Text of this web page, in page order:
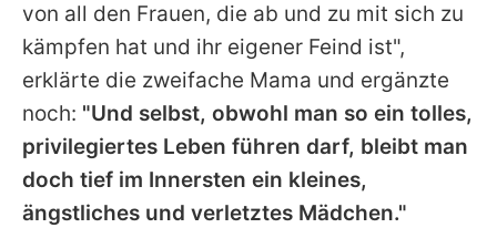
von all den Frauen, die ab und zu mit sich zu
kämpfen hat und ihr eigener Feind ist",
erklärte die zweifache Mama und ergänzte
noch: "Und selbst, obwohl man so ein tolles,
privilegiertes Leben führen darf, bleibt man
doch tief im Innersten ein kleines,
ängstliches und verletztes Mädchen."